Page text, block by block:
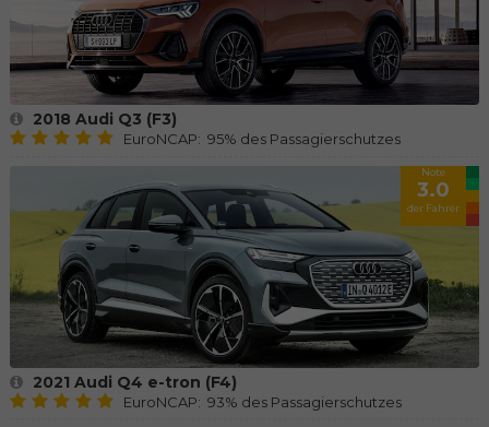
2018 Audi Q3 (F3)
EuroNCAP: 95% des Passagierschutzes
Note
3.0
der Fahrer
2021 Audi Q4 e-tron (F4)
EuroNCAP: 93% des Passagierschutzes